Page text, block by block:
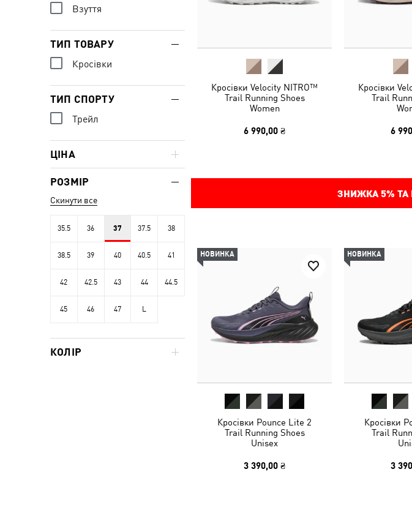
Кросівки Velocity NITRO™
Trail Running Shoes
Women
6 990,00 ₴
Кросівки
Trail
6
ЗНИЖКА 5% ТА
НОВИНКА
Кросівки Pounce Lite 2
Trail Running Shoes
Unisex
3 390,00 ₴
НОВИНКА
Кросівки
Trail
3
Взуття
ТИП ТОВАРУ
Кросівки
ТИП СПОРТУ
Трейл
ЦІНА
РОЗМІР
Скинути все
35.5 36 37 37.5 38
38.5 39 40 40.5 41
42 42.5 43 44 44.5
45 46 47 L
КОЛІР